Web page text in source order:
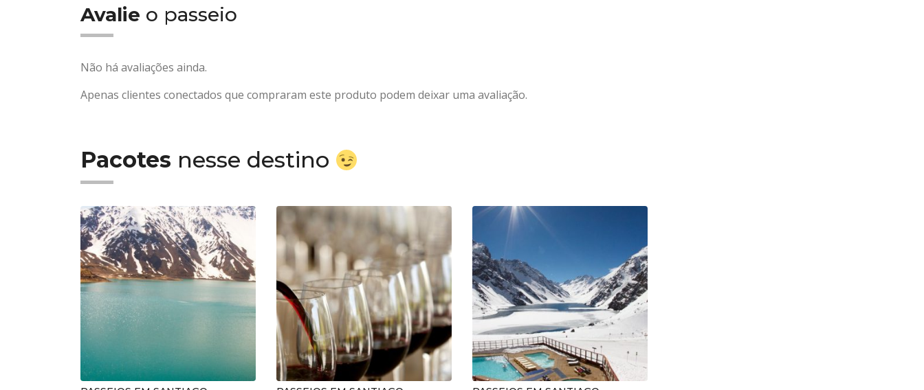
Avalie o passeio
Não há avaliações ainda.
Apenas clientes conectados que compraram este produto podem deixar uma avaliação.
Pacotes nesse destino